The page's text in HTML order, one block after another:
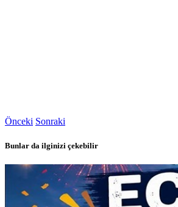
Önceki Sonraki
Bunlar da ilginizi çekebilir